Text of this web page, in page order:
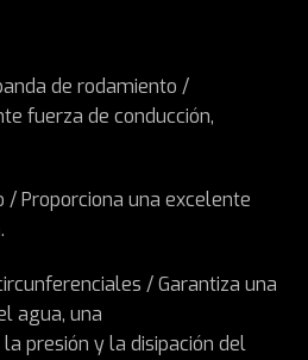
de rodamiento /
fuerza de conducción,
/ Proporciona una excelente
/ Garantiza una
agua, una
presión y la disipación del